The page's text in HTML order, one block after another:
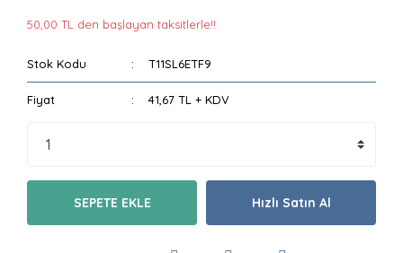
50,00 TL den başlayan taksitlerle!!
Stok Kodu T11SL6ETF9
Fiyat 41,67 TL + KDV
SEPETE EKLE Hızlı Satın Al